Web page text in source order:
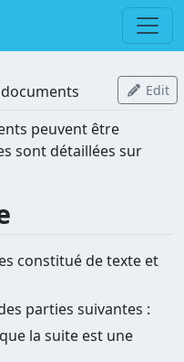
Edit
peuvent être
sont détaillées sur
constitué de texte et
parties suivantes :
la suite est une